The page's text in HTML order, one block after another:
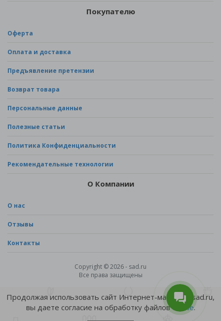
Покупателю
Оферта
Оплата и доставка
Предъявление претензии
Возврат товара
Персональные данные
Полезные статьи
Политика Конфиденциальности
Рекомендательные технологии
О Компании
О нас
Отзывы
Контакты
Copyright © 2026 - sad.ru
Все права защищены
Продолжая использовать сайт Интернет-магазина sad.ru,
вы даете согласие на обработку файловcookie.